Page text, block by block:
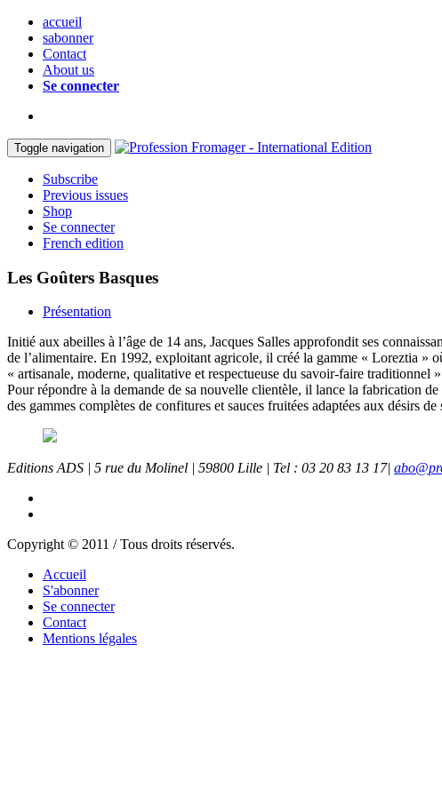
accueil
sabonner
Contact
About us
Se connecter
Toggle navigation
Subscribe
Previous issues
Shop
Se connecter
French edition
Les Goûters Basques
Présentation
Initié aux abeilles à l’âge de 14 ans, Jacques Salles approfondit ses
de l’alimentaire. En 1992, exploitant agricole, il créé la gamme « Loreztia »
« artisanale, moderne, qualitative et respectueuse du savoir-faire traditionnel
Pour répondre à la demande de sa nouvelle clientèle, il lance la fabrication
des gammes complètes de confitures et sauces fruitées adaptées aux désirs
Editions ADS | 5 rue du Molinel | 59800 Lille | Tel : 03 20 83 13 17|
Copyright © 2011 / Tous droits réservés.
Accueil
S'abonner
Se connecter
Contact
Mentions légales